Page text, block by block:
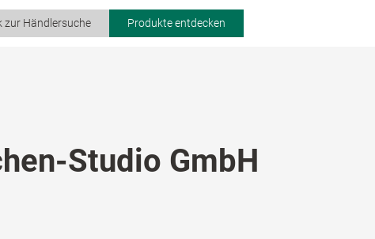
zur Händlersuche Produkte entdecken
Studio GmbH